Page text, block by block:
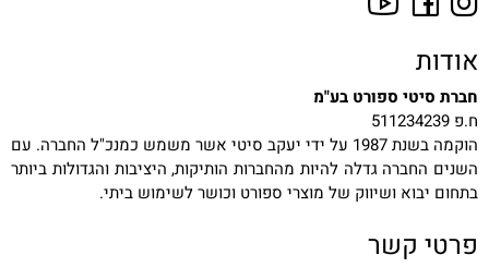
אודות
חברת סיטי ספורט בע"מ
ח.פ 511234239
הוקמה בשנת 1987 על ידי יעקב סיטי אשר משמש כמנכ"ל החברה. עם
השנים החברה גדלה להיות מהחברות הותיקות, היציבות והגדולות ביותר
בתחום יבוא ושיווק של מוצרי ספורט וכושר לשימוש ביתי.
פרטי קשר